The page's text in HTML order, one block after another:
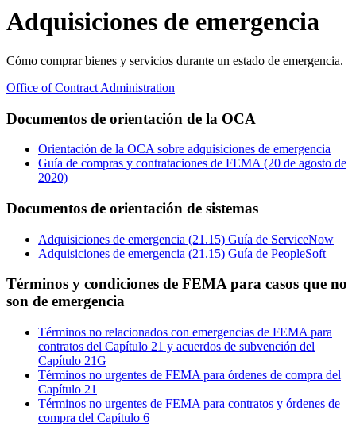
Adquisiciones de emergencia
Cómo comprar bienes y servicios durante un estado de emergencia.
Office of Contract Administration
Documentos de orientación de la OCA
Orientación de la OCA sobre adquisiciones de emergencia
Guía de compras y contrataciones de FEMA (20 de agosto de
2020)
Documentos de orientación de sistemas
Adquisiciones de emergencia (21.15) Guía de ServiceNow
Adquisiciones de emergencia (21.15) Guía de PeopleSoft
Términos y condiciones de FEMA para casos que no
son de emergencia
Términos no relacionados con emergencias de FEMA para
contratos del Capítulo 21 y acuerdos de subvención del
Capítulo 21G
Términos no urgentes de FEMA para órdenes de compra del
Capítulo 21
Términos no urgentes de FEMA para contratos y órdenes de
compra del Capítulo 6